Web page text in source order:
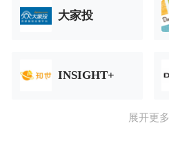
大家投
INSIGHT+
展开更多